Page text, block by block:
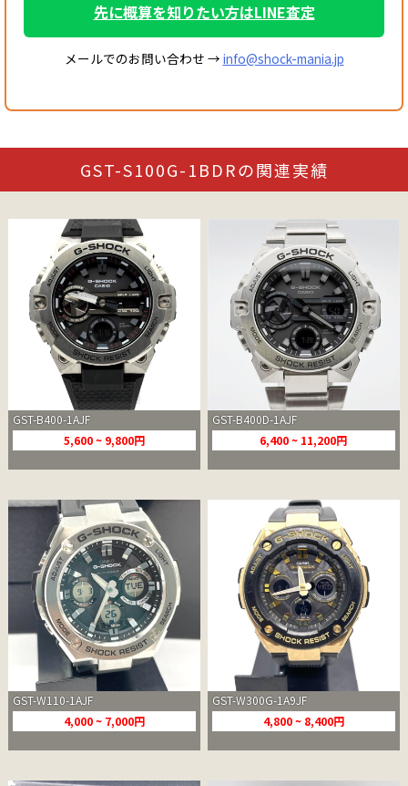
先に概算を知りたい方はLINE査定
メールでのお問い合わせ → info@shock-mania.jp
GST-S100G-1BDRの関連実績
GST-B400-1AJF
5,600 ~ 9,800円
GST-B400D-1AJF
6,400 ~ 11,200円
GST-W110-1AJF
4,000 ~ 7,000円
GST-W300G-1A9JF
4,800 ~ 8,400円